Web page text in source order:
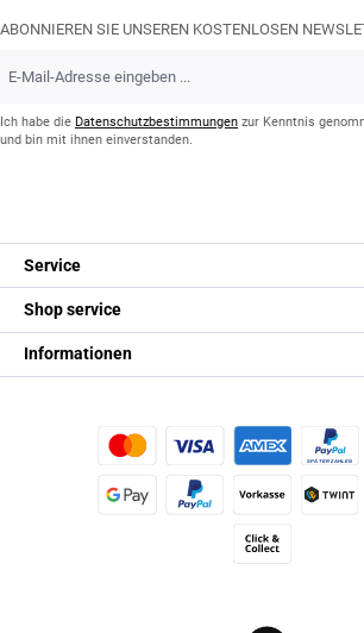
ABONNIEREN SIE UNSEREN KOSTENLOSEN
Mail-
*Ich habe die Datenschutzbestimmungen zur Kenntnis
und bin mit ihnen einverstanden.
Service
Shop service
Informationen
Kredit- oder Debitkarte
Vorkasse